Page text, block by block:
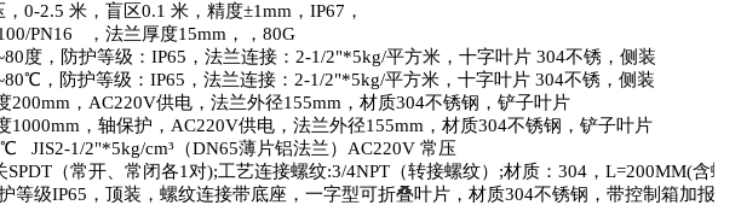
0-2.5 米，盲区0.1 米，精度±1mm ， IP67 ，
PN16 ，法兰厚度15mm ，， 80G
度，防护等级： IP65 ，法兰连接： 2-1/2"*5kg/平方米，十字叶片 304不锈，侧装
℃，防护等级： IP65 ，法兰连接： 2-1/2"*5kg/平方米，十字叶片 304不锈，侧装
200mm ， AC220V供电，法兰外径155mm ，材质304不锈钢，铲子叶片
1000mm ，轴保护， AC220V供电，法兰外径155mm ，材质304不锈钢，铲子叶片
℃ JIS2-1/2"*5kg/cm³（DN65薄片铝法兰） AC220V 常压
SPDT （常开、常闭各1 对);工艺连接螺纹:3/4NPT （转接螺纹） ;材质： 304 ， L=200MM(含螺
等级IP65 ，顶装，螺纹连接带底座，一字型可折叠叶片，材质304不锈钢，带控制箱加报警